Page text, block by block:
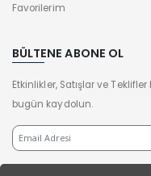
Favorilerim
BÜLTENE ABONE OL
Etkinlikler, Satışlar ve
bugün kaydolun.